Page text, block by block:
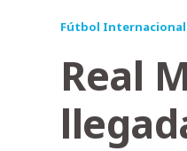
Fútbol Internacional
Real